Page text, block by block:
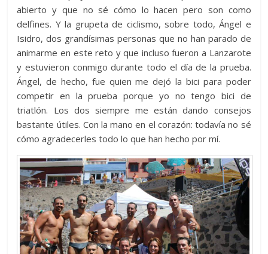
abierto y que no sé cómo lo hacen pero son como
delfines. Y la grupeta de ciclismo, sobre todo, Ángel e
Isidro, dos grandísimas personas que no han parado de
animarme en este reto y que incluso fueron a Lanzarote
y estuvieron conmigo durante todo el día de la prueba.
Ángel, de hecho, fue quien me dejó la bici para poder
competir en la prueba porque yo no tengo bici de
triatlón. Los dos siempre me están dando consejos
bastante útiles. Con la mano en el corazón: todavía no sé
cómo agradecerles todo lo que han hecho por mí.